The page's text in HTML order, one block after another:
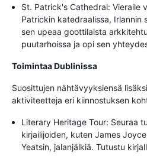
St. Patrick's Cathedral: Vieraile
Patrickin katedraalissa, Irlannin
sen upeaa goottilaista
puutarhoissa ja opi sen
Toimintaa Dublinissa
Suosittujen nähtävyyksiensä
aktiviteetteja eri kiinnostuksen
Literary Heritage Tour: Seuraa
kirjailijoiden, kuten James
Yeatsin, jalanjälkiä. Tutustu